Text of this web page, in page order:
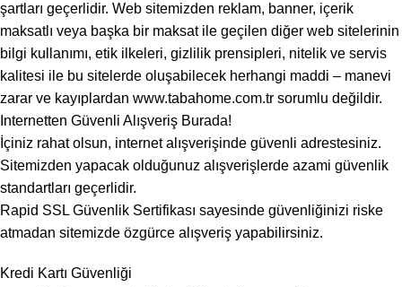
şartları geçerlidir. Web sitemizden reklam, banner, içerik
maksatlı veya başka bir maksat ile geçilen diğer web sitelerinin
bilgi kullanımı, etik ilkeleri, gizlilik prensipleri, nitelik ve servis
kalitesi ile bu sitelerde oluşabilecek herhangi maddi – manevi
zarar ve kayıplardan www.tabahome.com.tr sorumlu değildir.
Internetten Güvenli Alışveriş Burada!
İçiniz rahat olsun, internet alışverişinde güvenli adrestesiniz.
Sitemizden yapacak olduğunuz alışverişlerde azami güvenlik
standartları geçerlidir.
Rapid SSL Güvenlik Sertifikası sayesinde güvenliğinizi riske
atmadan sitemizde özgürce alışveriş yapabilirsiniz.
Kredi Kartı Güvenliği